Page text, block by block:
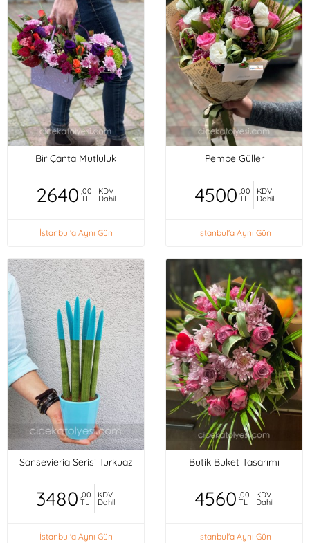
Bir Çanta Mutluluk
2640 ,00
TL
KDV
Dahil
İstanbul'a Aynı Gün
Pembe Güller
4500 ,00
TL
KDV
Dahil
İstanbul'a Aynı Gün
Sansevieria Serisi Turkuaz
3480 ,00
TL
KDV
Dahil
İstanbul'a Aynı Gün
Butik Buket Tasarımı
4560 ,00
TL
KDV
Dahil
İstanbul'a Aynı Gün